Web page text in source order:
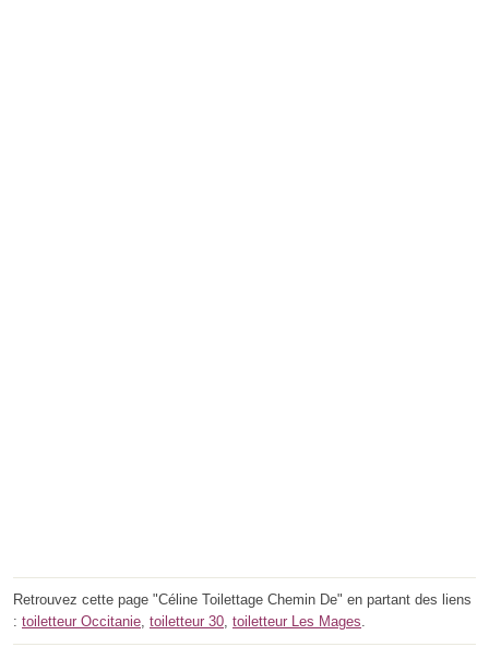
Retrouvez cette page "Céline Toilettage Chemin De" en partant des liens
: toiletteur Occitanie, toiletteur 30, toiletteur Les Mages.